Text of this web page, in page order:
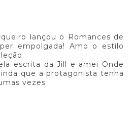
lançou o Romances de
empolgada! Amo o estilo
escrita da Jill e amei Onde
que a protagonista tenha
vezes